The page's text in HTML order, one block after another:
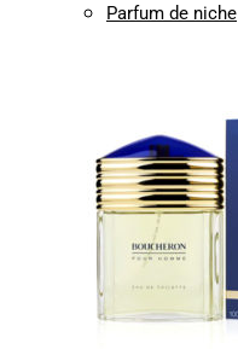
Parfum de niche